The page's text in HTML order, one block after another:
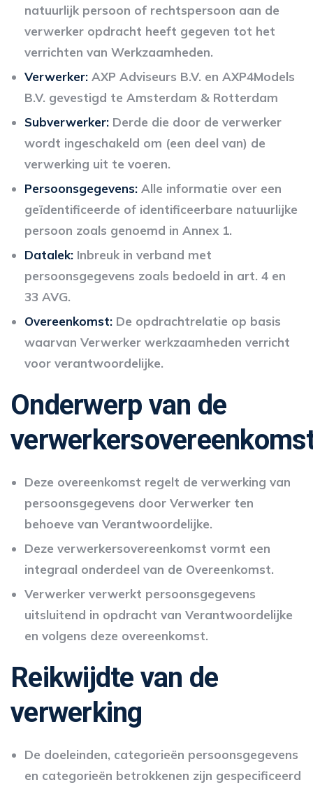
natuurlijk persoon of rechtspersoon aan de
verwerker opdracht heeft gegeven tot het
verrichten van Werkzaamheden.
Verwerker: AXP Adviseurs B.V. en AXP4Models
B.V. gevestigd te Amsterdam & Rotterdam
Subverwerker: Derde die door de verwerker
wordt ingeschakeld om (een deel van) de
verwerking uit te voeren.
Persoonsgegevens: Alle informatie over een
geïdentificeerde of identificeerbare natuurlijke
persoon zoals genoemd in Annex 1.
Datalek: Inbreuk in verband met
persoonsgegevens zoals bedoeld in art. 4 en
33 AVG.
Overeenkomst: De opdrachtrelatie op basis
waarvan Verwerker werkzaamheden verricht
voor verantwoordelijke.
Onderwerp van de
Deze overeenkomst regelt de verwerking van
persoonsgegevens door Verwerker ten
behoeve van Verantwoordelijke.
Deze verwerkersovereenkomst vormt een
integraal onderdeel van de Overeenkomst.
Verwerker verwerkt persoonsgegevens
uitsluitend in opdracht van Verantwoordelijke
en volgens deze overeenkomst.
Reikwijdte van de
verwerking
De doeleinden, categorieën persoonsgegevens
en categorieën betrokkenen zijn gespecificeerd